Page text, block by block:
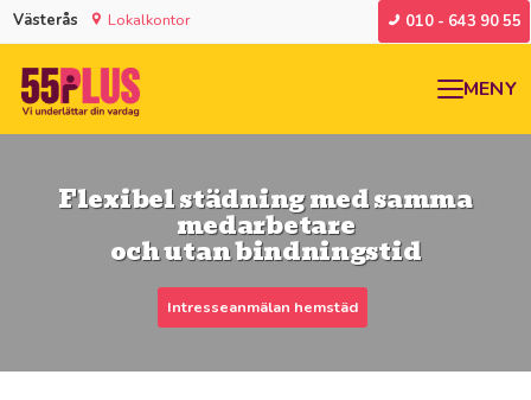
Västerås Lokalkontor 010 - 643 90 55
MENY
Flexibel städning med samma
medarbetare
och utan bindningstid
Intresseanmälan hemstäd